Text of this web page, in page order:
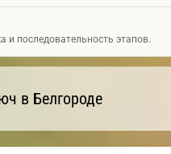
и последовательность этапов.
в Белгороде